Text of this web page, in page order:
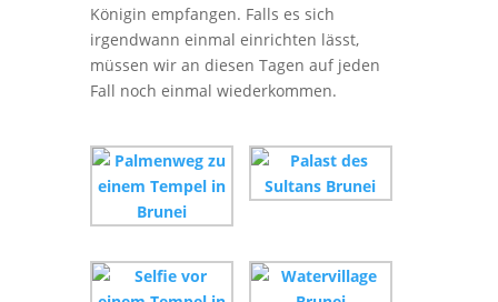
Königin empfangen. Falls es sich
irgendwann einmal einrichten lässt,
müssen wir an diesen Tagen auf jeden
Fall noch einmal wiederkommen.